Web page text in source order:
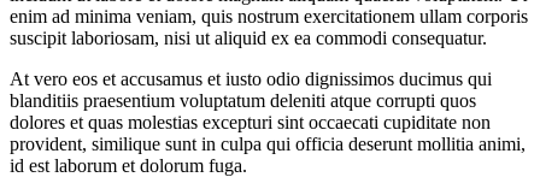
enim ad minima veniam, quis nostrum exercitationem ullam corporis
suscipit laboriosam, nisi ut aliquid ex ea commodi consequatur.
At vero eos et accusamus et iusto odio dignissimos ducimus qui
blanditiis praesentium voluptatum deleniti atque corrupti quos
dolores et quas molestias excepturi sint occaecati cupiditate non
provident, similique sunt in culpa qui officia deserunt mollitia animi,
id est laborum et dolorum fuga.